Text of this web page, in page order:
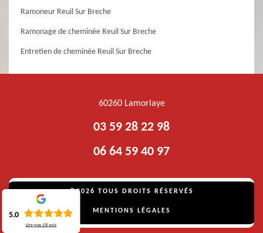
Ramoneur Reuil Sur Breche
Ramonage de cheminée Reuil Sur Breche
Entretien de cheminée Reuil Sur Breche
60260 Lamorlaye
03 59 28 22 98
06 64 59 40 97
©2026 TOUS DROITS RÉSERVÉS
MENTIONS LÉGALES
5.0
Lire nos28 avis